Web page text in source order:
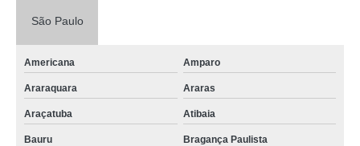
São Paulo
Americana Amparo
Araraquara Araras
Araçatuba Atibaia
Bauru Bragança Paulista